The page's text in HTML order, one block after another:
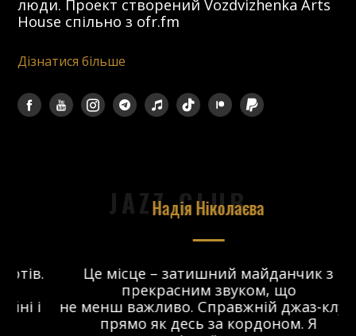
люди. Проект створений Vozdvizhenka Arts
House спільно з ofr.fm
Дізнатися більше
JAZZ CLUB
Надія Ніколаєва
Це місце – затишний майданчик з
прекрасним звуком, що
не менш важливо. Справжній джаз-клуб,
прямо як десь за кордоном. Я